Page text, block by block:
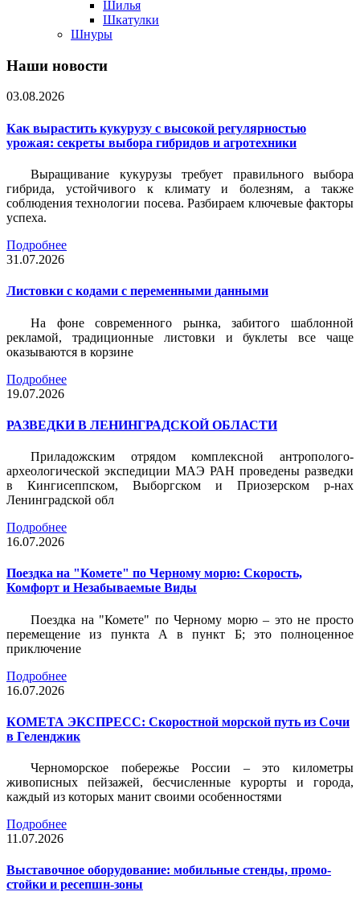
Шилья
Шкатулки
Шнуры
Наши новости
03.08.2026
Как вырастить кукурузу с высокой регулярностью
урожая: секреты выбора гибридов и агротехники
Выращивание кукурузы требует правильного выбора
гибрида, устойчивого к климату и болезням, а также
соблюдения технологии посева. Разбираем ключевые факторы
успеха.
Подробнее
31.07.2026
Листовки c кодами с переменными данными
На фоне современного рынка, забитого шаблонной
рекламой, традиционные листовки и буклеты все чаще
оказываются в корзине
Подробнее
19.07.2026
РАЗВЕДКИ В ЛЕНИНГРАДСКОЙ ОБЛАСТИ
Приладожским отрядом комплексной антрополого-
археологической экспедиции МАЭ РАН проведены разведки
в Кингисеппском, Выборгском и Приозерском р-нах
Ленинградской обл
Подробнее
16.07.2026
Поездка на "Комете" по Черному морю: Скорость,
Комфорт и Незабываемые Виды
Поездка на "Комете" по Черному морю – это не просто
перемещение из пункта А в пункт Б; это полноценное
приключение
Подробнее
16.07.2026
КОМЕТА ЭКСПРЕСС: Скоростной морской путь из Сочи
в Геленджик
Черноморское побережье России – это километры
живописных пейзажей, бесчисленные курорты и города,
каждый из которых манит своими особенностями
Подробнее
11.07.2026
Выставочное оборудование: мобильные стенды, промо-
стойки и ресепшн-зоны